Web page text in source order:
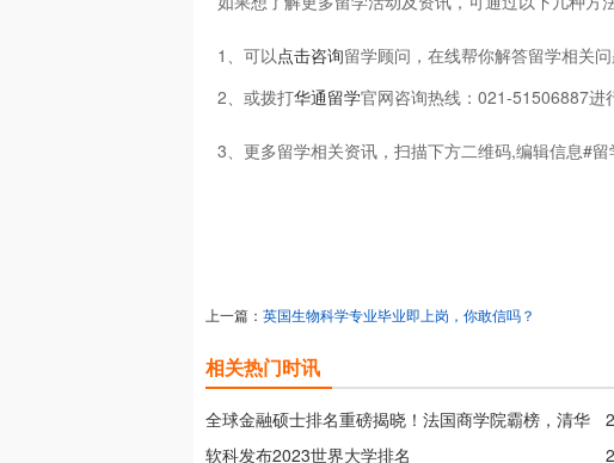
1、可以点击咨询留学顾问，在线帮你解答留学相关问
2、或拨打华通留学官网咨询热线：021-51506887进
3、更多留学相关资讯，扫描下方二维码,编辑信息#
上一篇： 英国生物科学专业毕业即上岗，你敢信吗？
相关热门时讯
全球金融硕士排名重磅揭晓！法国商学院霸榜，清华
斩获 Top 3！
软科发布2023世界大学排名